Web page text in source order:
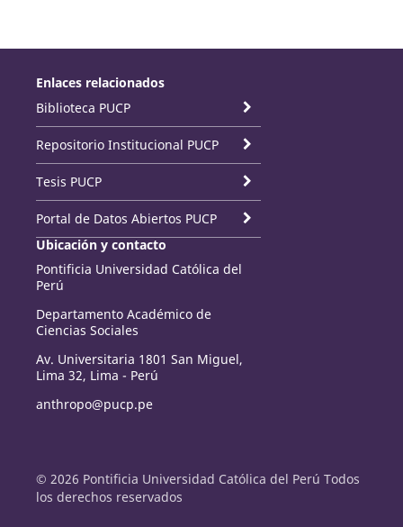
Enlaces relacionados
Biblioteca PUCP
Repositorio Institucional PUCP
Tesis PUCP
Portal de Datos Abiertos PUCP
Ubicación y contacto
Pontificia Universidad Católica del
Perú
Departamento Académico de
Ciencias Sociales
Av. Universitaria 1801 San Miguel,
Lima 32, Lima - Perú
anthropo@pucp.pe
© 2026 Pontificia Universidad Católica del Perú Todos
los derechos reservados